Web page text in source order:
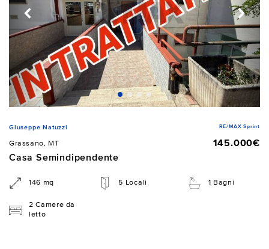
Giuseppe Natuzzi RE/MAX Sprint
Grassano, MT
145.000€
Casa Semindipendente
146 mq 5 Locali 1 Bagni
2 Camere da
letto